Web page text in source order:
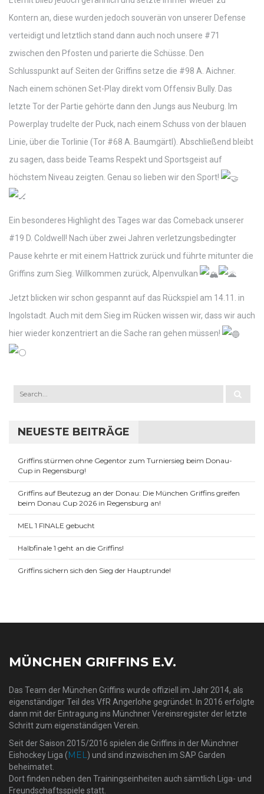
Kontern an, diese wurden jedoch souverän von unserer Defense
verteidigt und letztlich stand dann auch noch unsere #71
zwischen den Pfosten und parierte die Schüsse. Den
Schlusspunkt auf Seiten der Griffins setze die #98 A. Aichner.
Nach einem schönen Set-Play direkt vom Offensiv Bully. Das
letzte Tor der Partie gehörte dann den Jungs aus Neuburg. Im
Powerplay trudelte der Puck, nach einem Schuss von der blauen
Linie, über die Torlinie (Tor #68 A. Baumgärtl). Abschließend bleibt
zu sagen, dass beide Teams Respekt und Sportsgeist auf
höchstem Niveau zeigten. Genau so lieben wir den Sport!
Ein besonderes Highlight des Tages war das Comeback unserer
#19 D. Coldwell! Nach über zwei Jahren verletzungsbedingter
Pause kehrte er mit einem Hattrick zurück und führte mitunter die
Griffins zum Sieg. Willkommen zurück, Alpenvulkan
Jetzt blicken wir schon gespannt auf das Rückspiel am 14.11. in
Ingolstadt. Auch mit dem Sieg im Rücken wissen wir, dass wir auch
hier wieder konzentriert an die Sache ran gehen müssen!
NEUESTE BEITRÄGE
Griffins stürmen ohne Gegentor zum Turniersieg beim Donau-
Cup in Regensburg!
Griffins auf Beutezug an der Donau: Die München Griffins greifen
beim Donau Cup 2026 in Regensburg an!
MEL 1 FINALE gebucht
Halbfinale 1 geht an die Griffins!
Griffins sichern sich den Sieg der Hauptrunde!
MÜNCHEN GRIFFINS E.V.
Das Team der München Griffins wurde offiziell im Jahr 2014, als
eigenständiger Teil des VfR Angerlohe gegründet. In 2016 erfolgte
dann mit der Eintragung ins Münchner Vereinsregister der letzte
Schritt zum eigenständigen Verein.
Seit der Saison 2015/2016 spielen die Griffins in der Münchner
Eishockey Liga (MEL) und sind inzwischen im SAP Garden
beheimatet.
Dort finden neben den Trainingseinheiten auch sämtlich Liga- und
Freundschaftsspiele statt.